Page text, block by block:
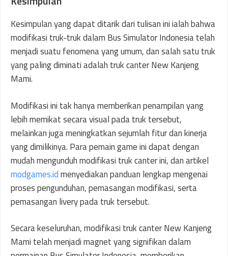
Kesimpulan yang dapat ditarik dari tulisan ini ialah bahwa
modifikasi truk-truk dalam Bus Simulator Indonesia telah
menjadi suatu fenomena yang umum, dan salah satu truk
yang paling diminati adalah truk canter New Kanjeng
Mami.
Modifikasi ini tak hanya memberikan penampilan yang
lebih memikat secara visual pada truk tersebut,
melainkan juga meningkatkan sejumlah fitur dan kinerja
yang dimilikinya. Para pemain game ini dapat dengan
mudah mengunduh modifikasi truk canter ini, dan artikel
modgames.idmenyediakan panduan lengkap mengenai
proses pengunduhan, pemasangan modifikasi, serta
pemasangan livery pada truk tersebut.
Secara keseluruhan, modifikasi truk canter New Kanjeng
Mami telah menjadi magnet yang signifikan dalam